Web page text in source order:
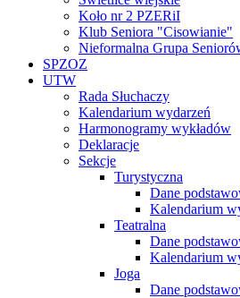
Koło nr 2 PZERiI
Klub Seniora "Cisowianie"
Nieformalna Grupa
SPZOZ
UTW
Rada Słuchaczy
Kalendarium wydarzeń
Harmonogramy wykładów
Deklaracje
Sekcje
Turystyczna
Dane
Kalendarium
Teatralna
Dane
Kalendarium
Joga
Dane